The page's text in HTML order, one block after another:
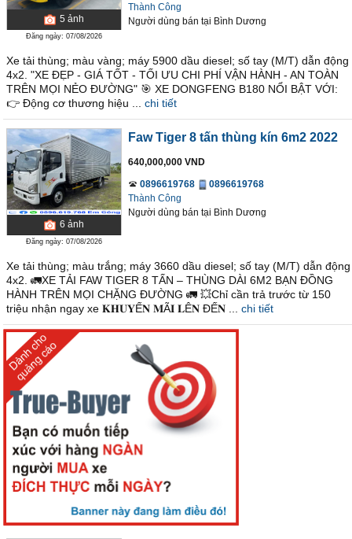
5 ảnh
Đăng ngày: 07/08/2026
Thành Công
Người dùng bán tại Bình Dương
Xe tải thùng; màu vàng; máy 5900 dầu diesel; số tay (M/T) dẫn động
4x2. "XE ĐẸP - GIÁ TỐT - TỐI ƯU CHI PHÍ VẬN HÀNH - AN TOÀN
TRÊN MỌI NẺO ĐƯỜNG" 🎯 XE DONGFENG B180 NỔI BẬT VỚI:
👉 Động cơ thương hiệu ...
chi tiết
6 ảnh
Đăng ngày: 07/08/2026
Faw Tiger 8 tấn thùng kín 6m2 2022
640,000,000 VND
0896619768
0896619768
Thành Công
Người dùng bán tại Bình Dương
Xe tải thùng; màu trắng; máy 3660 dầu diesel; số tay (M/T) dẫn động
4x2. 🚛XE TẢI FAW TIGER 8 TẤN – THÙNG DÀI 6M2 BẠN ĐỒNG
HÀNH TRÊN MỌI CHẶNG ĐƯỜNG 🚛 💥Chỉ cần trả trước từ 150
triệu nhận ngay xe 𝐊𝐇𝐔𝐘Ế𝐍 𝐌Ã𝐈 𝐋Ê𝐍 ĐẾ𝐍 ...
chi tiết